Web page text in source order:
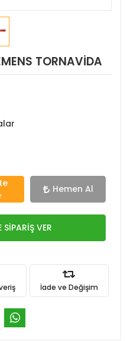
TORNAVİDA
Hemen Al
SİPARİŞ VER
İade ve Değişim